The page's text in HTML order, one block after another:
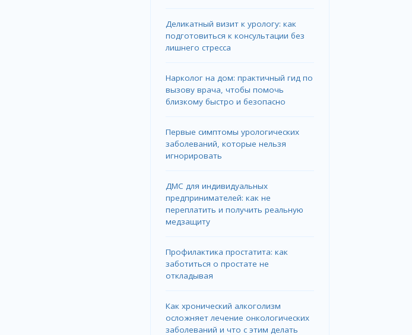
Деликатный визит к урологу: как
подготовиться к консультации без
лишнего стресса
Нарколог на дом: практичный гид по
вызову врача, чтобы помочь
близкому быстро и безопасно
Первые симптомы урологических
заболеваний, которые нельзя
игнорировать
ДМС для индивидуальных
предпринимателей: как не
переплатить и получить реальную
медзащиту
Профилактика простатита: как
заботиться о простате не
откладывая
Как хронический алкоголизм
осложняет лечение онкологических
заболеваний и что с этим делать